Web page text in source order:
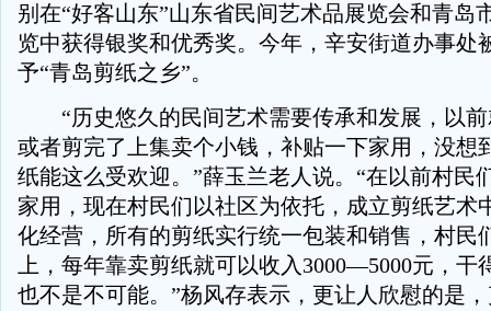
别在“好客山东”山东省民间艺术品展览会和青岛
览中获得银奖和优秀奖。今年，辛安街道办事处
予“青岛剪纸之乡”。
“历史悠久的民间艺术需要传承和发展，以前
或者剪完了上集卖个小钱，补贴一下家用，没想
纸能这么受欢迎。”薛玉兰老人说。“在以前村民
家用，现在村民们以社区为依托，成立剪纸艺术
化经营，所有的剪纸实行统一包装和销售，村民
上，每年靠卖剪纸就可以收入3000—5000元，干
也不是不可能。”杨风存表示，更让人欣慰的是